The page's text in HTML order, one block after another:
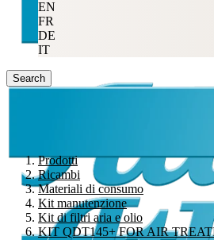
EN
FR
DE
IT
Search
Prodotti
Ricambi
Materiali di consumo
Kit manutenzione
Kit di filtri aria e olio
KIT QDT145+ FOR AIR